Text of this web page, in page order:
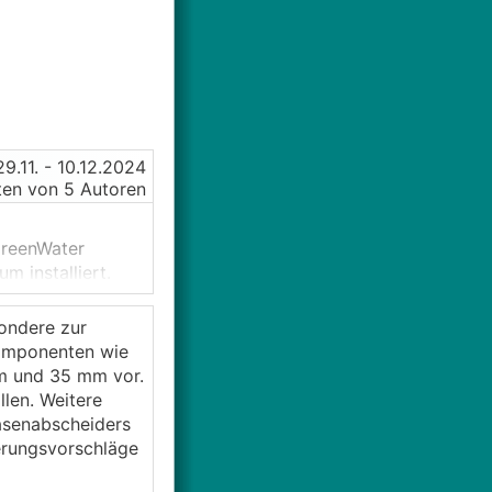
- 10.12.2024
von 5 Autoren
installiert.
EineBKAist
zur
wie
und 35 mm vor.
Weitere